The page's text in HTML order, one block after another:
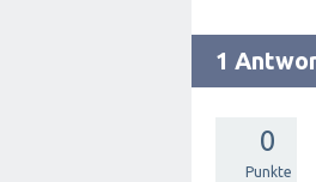
1
0
Punkte